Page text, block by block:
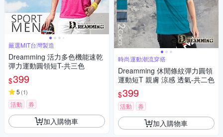
嚴選MIT台灣製造
Dreamming 活力多色機能速乾
彈力運動圓領短T-共三色
$399
5 (1)
活動 券
加入購物車
時尚運動潮流穿搭
Dreamming 休閒條紋彈力圓領
運動短T 親膚 涼感 透氣-共二色
$399
活動 券
加入購物車